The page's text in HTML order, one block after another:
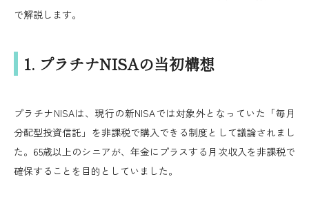
で解説します。
1. プラチナNISAの当初構想
プラチナNISAは、現行の新NISAでは対象外となっていた「毎月
分配型投資信託」を非課税で購入できる制度として議論されまし
た。65歳以上のシニアが、年金にプラスする月次収入を非課税で
確保することを目的としていました。